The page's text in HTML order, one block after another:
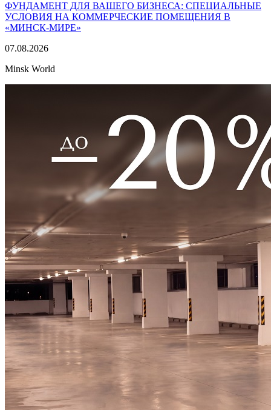
ФУНДАМЕНТ ДЛЯ ВАШЕГО БИЗНЕСА: СПЕЦИАЛЬНЫЕ
УСЛОВИЯ НА КОММЕРЧЕСКИЕ ПОМЕЩЕНИЯ В
«МИНСК-МИРЕ»
07.08.2026
Minsk World